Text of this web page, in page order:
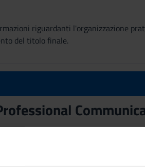
riguardanti l'organizzazione
del titolo finale.
insegnamento
è mutuato